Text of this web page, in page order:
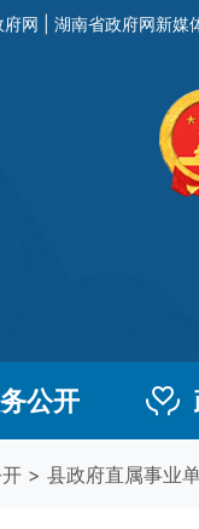
府网 湖南省政府网新媒
公开
> 县政府直属事业